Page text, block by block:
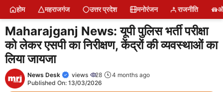
Skip
content
होम महराजगंज उत्तर प्रदेश मनोरंजन राजनीति
Maharajganj News: यूपी पुलिस भर्ती परीक्षा
को लेकर एसपी का निरीक्षण, केंद्रों की व्यवस्थाओं का
लिया जायजा
News Desk views 28
4 months ago
Published On: 13/03/2026